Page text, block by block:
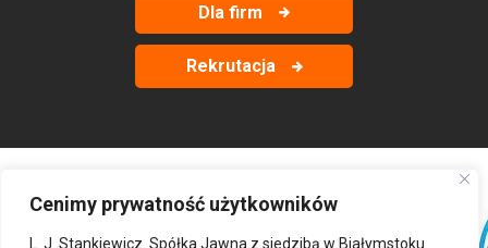
Cenimy prywatność użytkowników
L. J. Stankiewicz. Spółka Jawna z siedzibą w Białymstoku
Dla firm
Rekrutacja